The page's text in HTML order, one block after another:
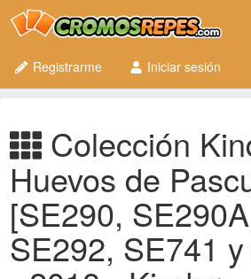
Registrarme
Iniciar sesión
Colección
Huevos de
[SE290,
SE292, SE741